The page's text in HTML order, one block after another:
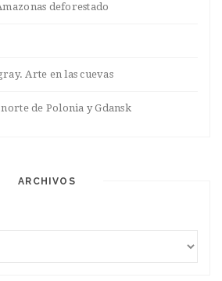
deforestado
Arte en las cuevas
de Polonia y Gdansk
ARCHIVOS